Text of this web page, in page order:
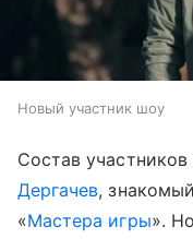
Новый участник шоу
Состав
Дергачев,
«Мастера игры».